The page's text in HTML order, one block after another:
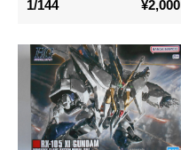
1/144
¥2,000